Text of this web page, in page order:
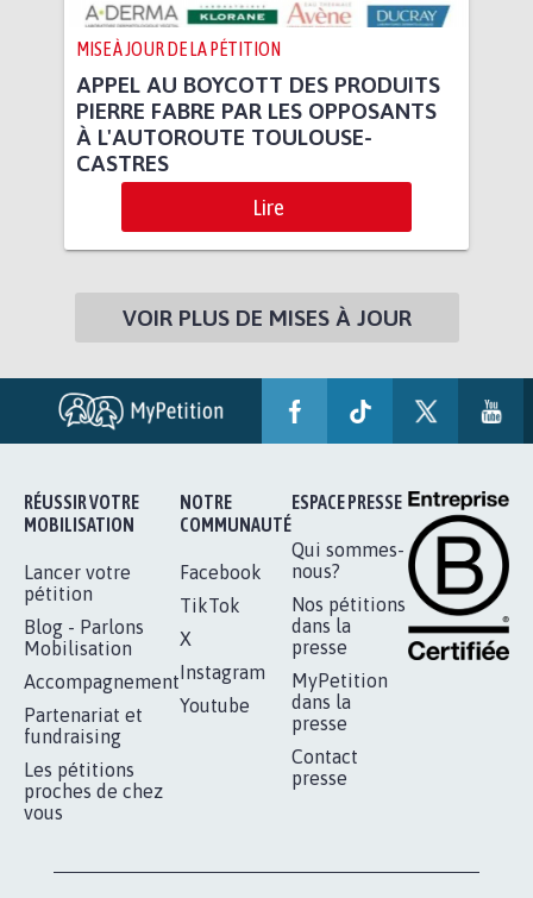
MISE À JOUR DE LA PÉTITION
APPEL AU BOYCOTT DES PRODUITS
PIERRE FABRE PAR LES OPPOSANTS
À L'AUTOROUTE TOULOUSE-
CASTRES
Lire
VOIR PLUS DE MISES À JOUR
RÉUSSIR VOTRE
MOBILISATION
Lancer votre
pétition
Blog - Parlons
Mobilisation
Accompagnement
Partenariat et
fundraising
Les pétitions
proches de chez
vous
NOTRE
COMMUNAUTÉ
Facebook
TikTok
X
Instagram
Youtube
ESPACE PRESSE
Qui sommes-
nous?
Nos pétitions
dans la
presse
MyPetition
dans la
presse
Contact
presse